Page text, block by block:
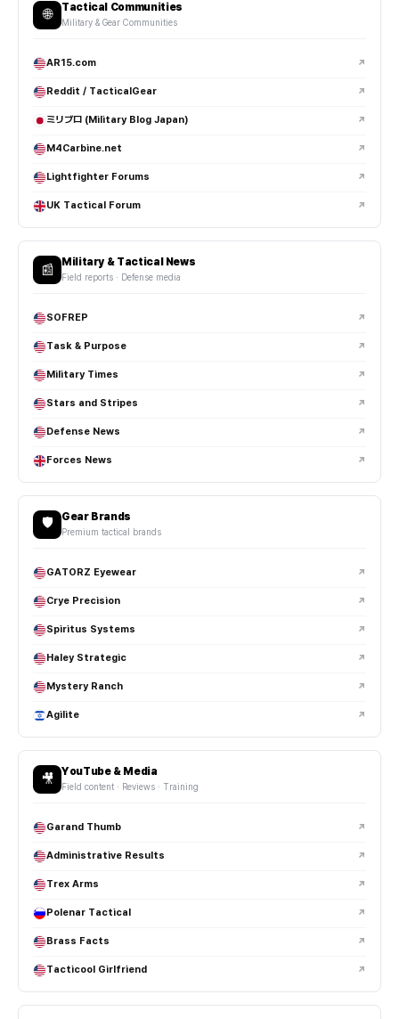
EDC는 Everyday Carry의 약자로, 일상에서 항상 휴대하는 장비와
아이템 구성을 의미합니다.
EDC 플래시라이트는 왜 많이 사용하나요?
EDC 나이프는 어떤 기준으로 선택하나요?
EDC 세팅에도 스타일이 중요한가요?
택티컬 헬멧은 일반 헬멧과 어떤 차이가 있나요?
마운트가 포함되는 경우가 많습니다.
범프 헬멧과 방탄 헬멧은 어떻게 다른가요?
NVG 마운트는 어떤 용도로 사용되나요?
부니햇과 볼캡도 전술 장비로 사용되나요?
헬멧 커버는 왜 사용하는 건가요?
택티컬 부츠는 일반 등산화와 어떤 차이가 있나요?
빠른 움직임과 장시간 착용을 고려해 설계되며, 경량성·발목 지지력·배수
성능이 강화된 경우가 많습니다.
🌐 Tactical Communities
Military & Gear Communities
AR15.com ↗
Reddit / TacticalGear ↗
ミリブロ (Military Blog Japan) ↗
M4Carbine.net ↗
Lightfighter Forums ↗
UK Tactical Forum ↗
📰 Military & Tactical News
Field reports · Defense media
SOFREP ↗
Task & Purpose ↗
Military Times ↗
Stars and Stripes ↗
Defense News ↗
Forces News ↗
🛡️ Gear Brands
Premium tactical brands
GATORZ Eyewear ↗
Crye Precision ↗
Spiritus Systems ↗
Haley Strategic ↗
Mystery Ranch ↗
Agilite ↗
🎥 YouTube & Media
Field content · Reviews · Training
Garand Thumb ↗
Administrative Results ↗
Trex Arms ↗
Polenar Tactical ↗
Brass Facts ↗
Tacticool Girlfriend ↗